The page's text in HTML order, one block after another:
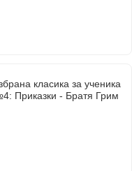
класика за ученика
Приказки - Братя Грим